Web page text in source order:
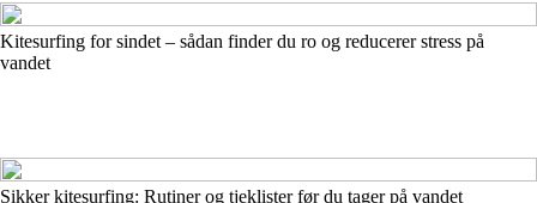
Kitesurfing for sindet – sådan finder du ro og reducerer stress på
vandet
Sikker kitesurfing: Rutiner og tjeklister før du tager på vandet